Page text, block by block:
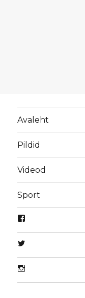
Avaleht
Pildid
Videod
Sport